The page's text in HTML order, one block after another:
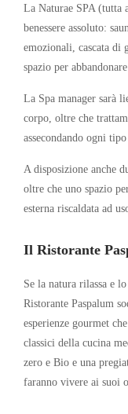
La Naturae SPA (tutta
benessere assoluto:
emozionali, cascata di
spazio per
La Spa manager sarà
corpo, oltre che
assecondando ogni tipo
A disposizione anche
oltre che uno spazio
esterna riscaldata ad
Il Ristorante
Se la natura rilassa e
Ristorante Paspalum
esperienze gourmet
classici della cucina
zero e Bio e una
faranno vivere ai suoi